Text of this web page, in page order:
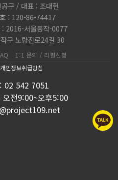
구 / 대표 : 조대현
: 120-86-74417
: 2016-서울동작-0077
구 노량진로24길 30
1:1 문의 / 리필신청
개인정보취급방침
02 542 7051
오전9:00~오후5:00